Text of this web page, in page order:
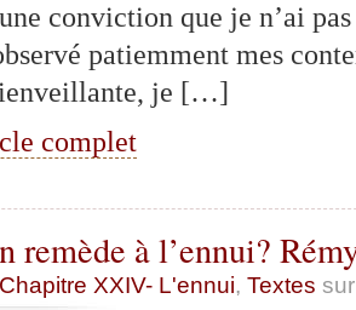
conviction que je n’ai
patiemment mes
je […]
complet
remède à l’ennui?
Chapitre XXIV- L'ennui, Textes